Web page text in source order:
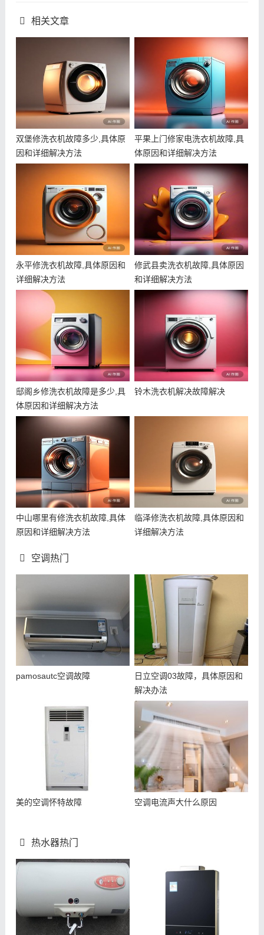
相关文章
双堡修洗衣机故障多少,具体原
因和详细解决方法
平果上门修家电洗衣机故障,具
体原因和详细解决方法
永平修洗衣机故障,具体原因和
详细解决方法
修武县卖洗衣机故障,具体原因
和详细解决方法
邸阁乡修洗衣机故障是多少,具
体原因和详细解决方法
铃木洗衣机解决故障解决
中山哪里有修洗衣机故障,具体
原因和详细解决方法
临泽修洗衣机故障,具体原因和
详细解决方法
空调热门
pamosautc空调故障
日立空调03故障，具体原因和
解决办法
美的空调怀特故障 空调电流声大什么原因
热水器热门